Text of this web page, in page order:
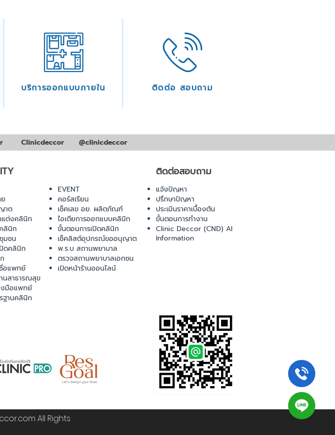
บริการออกแบบภายใน ติดต่อ สอบถาม
Clinicdeccor @clinicdeccor
าต
ต่งคลินิก
ลินิก
มชน
ดคลินิก
อแพทย์
นสาธารณสุข
งมือแพทย์
ฐานคลินิก
ติดต่อสอบถาม
EVENT
คอร์สเรียน
เช็คเลข อย. ผลิตภัณฑ์
ไอเดียการออกแบบคลินิก
ขั้นตอนการเปิดคลินิก
เช็คลิสต์อุปกรณ์ขออนุญาต
พ.ร.บ สถานพยาบาล
ตรวจสถานพยาบาลเอกชน
เปิดหน้าร้านออนไลน์
แจ้งปัญหา
ปรึกษาปัญหา
ประเมินราคาเบื้องต้น
ขั้นตอนการทำงาน
Clinic Deccor (CND) AI
Information
All Rights